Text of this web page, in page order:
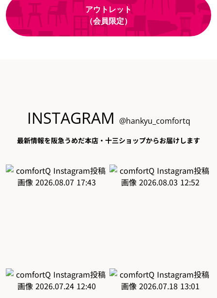
アウトレット
（会員限定）
INSTAGRAM @hankyu_comfortq
最新情報を阪急うめだ本店・十三ショップからお届けします